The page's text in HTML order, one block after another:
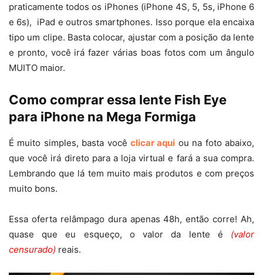
praticamente todos os iPhones (iPhone 4S, 5, 5s, iPhone 6
e 6s), iPad e outros smartphones. Isso porque ela encaixa
tipo um clipe. Basta colocar, ajustar com a posição da lente
e pronto, você irá fazer várias boas fotos com um ângulo
MUITO maior.
Como comprar essa lente Fish Eye
para iPhone na Mega Formiga
É muito simples, basta você clicar aqui ou na foto abaixo,
que você irá direto para a loja virtual e fará a sua compra.
Lembrando que lá tem muito mais produtos e com preços
muito bons.
Essa oferta relâmpago dura apenas 48h, então corre! Ah,
quase que eu esqueço, o valor da lente é (valor
censurado) reais.